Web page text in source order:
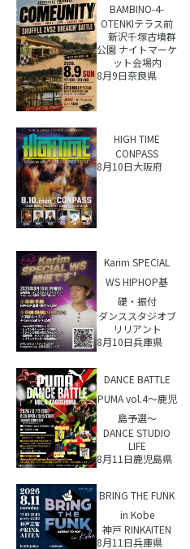
BAMBINO-4-
OTENKIテラス前
新沢千塚古墳群
公園 ナイトマーケ
ット会場内
8月9日奈良県
HIGH TIME
CONPASS
8月10日大阪府
Karim SPECIAL
WS HIPHOP基
礎・振付
ダンススタジオブ
リリアント
8月10日兵庫県
DANCE BATTLE
PUMA vol.4～鹿児
島予選〜
DANCE STUDIO
LIFE
8月11日鹿児島県
BRING THE FUNK
in Kobe
神戸 RINKAITEN
8月11日兵庫県